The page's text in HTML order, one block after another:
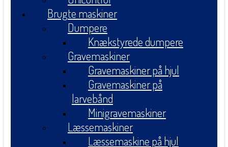
Brugte maskiner
Dumpere
Knækstyrede dumpere
Gravemaskiner
Gravemaskiner på hjul
Gravemaskiner på
larvebånd
Minigravemaskiner
Læssemaskiner
Læssemaskine på hjul